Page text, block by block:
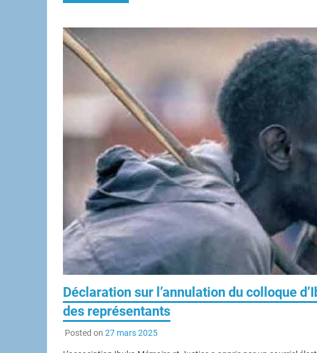
Déclaration sur l’annulation du colloque
des représentants
Posted on 27 mars 2025